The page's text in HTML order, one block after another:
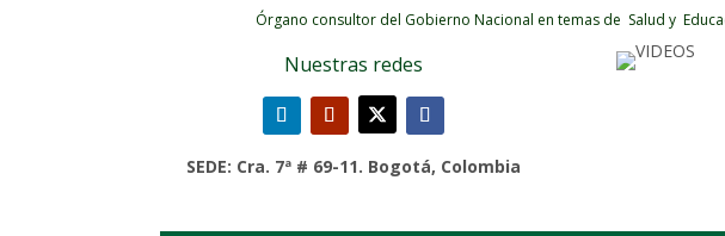
Órgano consultor del Gobierno Nacional en temas de Salud y
Nuestras redes
SEDE: Cra. 7ª # 69-11. Bogotá, Colombia